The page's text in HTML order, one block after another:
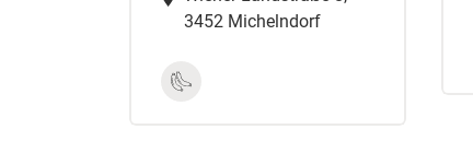
3452 Michelndorf